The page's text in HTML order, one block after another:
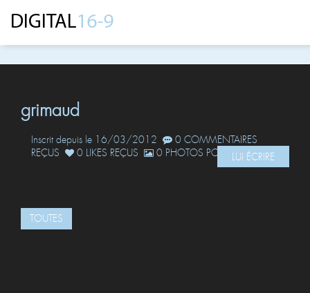
grimaud
Inscrit depuis le 16/03/2012
0 COMMENTAIRES
REÇUS
0 LIKES REÇUS 0 PHOTOS POSTÉESLUI ÉCRIRE
TOUTES